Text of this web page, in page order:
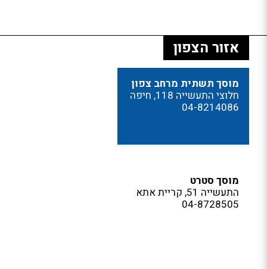
אזור הצפון
מוסך תשתית מרחב צפון
חלוצי התעשייה 118, חיפה
04-8214086
מוסך סטרט
התעשייה 51, קריית אתא
04-8728505